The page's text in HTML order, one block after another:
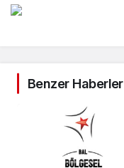
Benzer Haberler